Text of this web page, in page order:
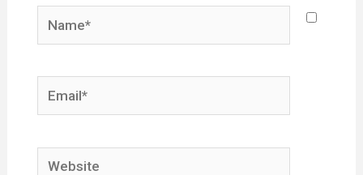
Name*
Email*
Website